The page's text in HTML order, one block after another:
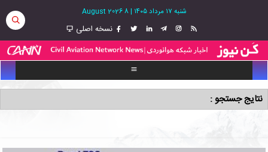
شنبه ۱۷ مرداد ۱۴۰۵ |
8 August 2026
نسخه اصلی
نتایج جستجو :